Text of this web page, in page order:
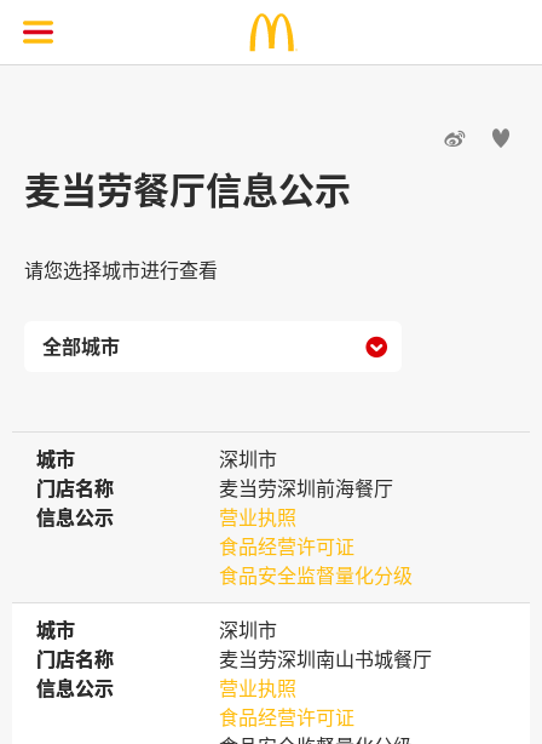
 
麦当劳餐厅信息公示
请您选择城市进行查看

城市
城市
深圳市
门店名称
门店名称
麦当劳深圳前海餐厅
信息公示
信息公示
营业执照
食品经营许可证
食品安全监督量化分级
城市
城市
深圳市
门店名称
门店名称
麦当劳深圳南山书城餐厅
信息公示
信息公示
营业执照
食品经营许可证